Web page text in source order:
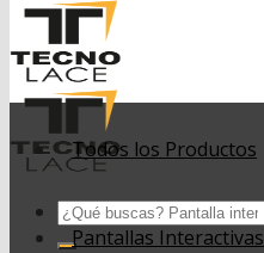
Buscar
por:
Todos los Productos
Pantallas Interactivas